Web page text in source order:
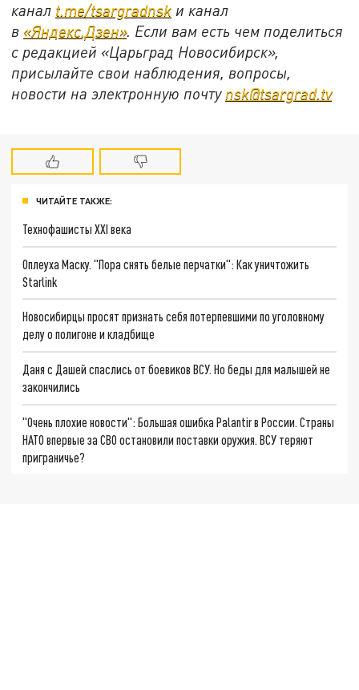
канал t.me/tsargradnsk и канал
в «Яндекс.Дзен». Если вам есть чем поделиться
с редакцией «Царьград Новосибирск»,
присылайте свои наблюдения, вопросы,
новости на электронную почту nsk@tsargrad.tv
ЧИТАЙТЕ ТАКЖЕ:
Технофашисты XXI века
Оплеуха Маску. "Пора снять белые перчатки": Как уничтожить
Starlink
Новосибирцы просят признать себя потерпевшими по уголовному
делу о полигоне и кладбище
Даня с Дашей спаслись от боевиков ВСУ. Но беды для малышей не
закончились
"Очень плохие новости": Большая ошибка Palantir в России. Страны
НАТО впервые за СВО остановили поставки оружия. ВСУ теряют
приграничье?